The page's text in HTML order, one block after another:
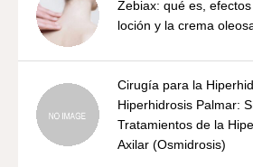
Zebiax: qué es,
loción y la crema
Cirugía para la
Hiperhidrosis Palmar:
Tratamientos de la
Axilar (Osmidrosis)